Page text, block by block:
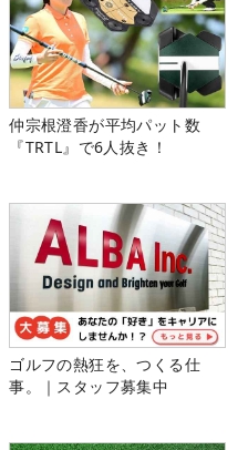
仲宗根澄香が平均パット数
『TRTL』で6人抜き！
ゴルフの熱狂を、つくる仕
事。｜スタッフ募集中